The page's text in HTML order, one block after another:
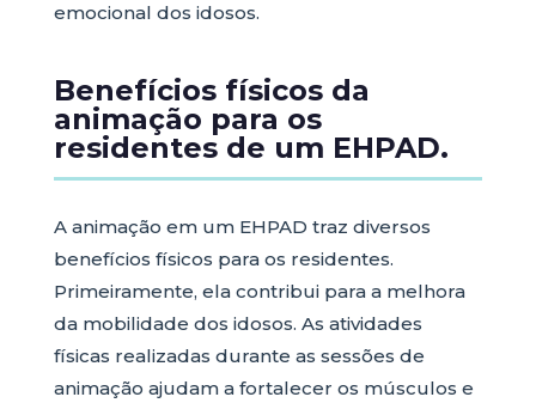
emocional dos idosos.
Benefícios físicos da
animação para os
residentes de um EHPAD.
A animação em um EHPAD traz diversos
benefícios físicos para os residentes.
Primeiramente, ela contribui para a melhora
da mobilidade dos idosos. As atividades
físicas realizadas durante as sessões de
animação ajudam a fortalecer os músculos e